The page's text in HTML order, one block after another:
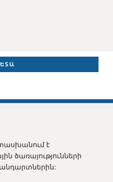
է
ծառայությունների